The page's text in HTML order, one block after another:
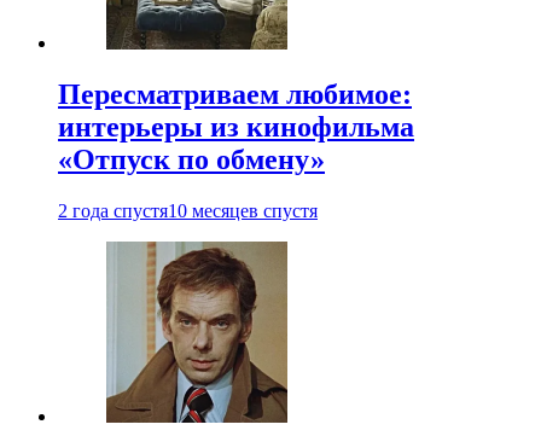
Пересматриваем любимое:
интерьеры из кинофильма
«Отпуск по обмену»
2 года спустя10 месяцев спустя